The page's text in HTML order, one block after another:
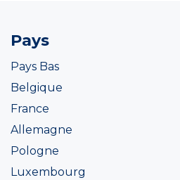
Pays
Pays Bas
Belgique
France
Allemagne
Pologne
Luxembourg